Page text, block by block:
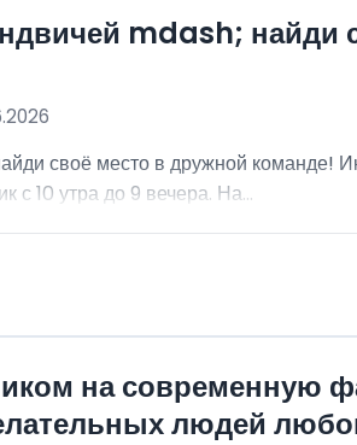
mdash; найди
своё место в дружной команде!
с 10 утра до 9 вечера. На...
на современную
людей